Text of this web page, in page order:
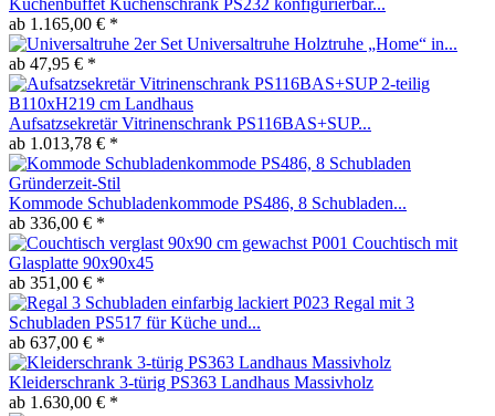
Küchenbuffet Küchenschrank PS232 konfigurierbar...
ab 1.165,00 € *
Universaltruhe Holztruhe „Home“ in...
ab 47,95 € *
Aufsatzsekretär Vitrinenschrank PS116BAS+SUP...
ab 1.013,78 € *
Kommode Schubladenkommode PS486, 8 Schubladen...
ab 336,00 € *
Couchtisch mit
Glasplatte 90x90x45
ab 351,00 € *
Regal mit 3
Schubladen PS517 für Küche und...
ab 637,00 € *
Kleiderschrank 3-türig PS363 Landhaus Massivholz
ab 1.630,00 € *